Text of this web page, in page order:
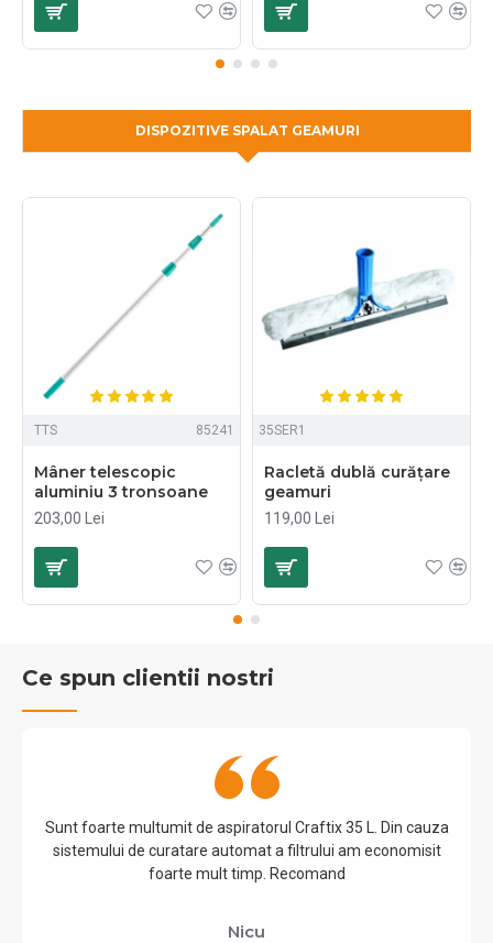
DISPOZITIVE SPALAT GEAMURI
TTS 85241
Mâner telescopic
aluminiu 3 tronsoane
203,00 Lei
35SER1
Racletă dublă curățare
geamuri
119,00 Lei
Ce spun clientii nostri
Sunt foarte multumit de aspiratorul Craftix 35 L. Din cauza
sistemului de curatare automat a filtrului am economisit
foarte mult timp. Recomand
Nicu